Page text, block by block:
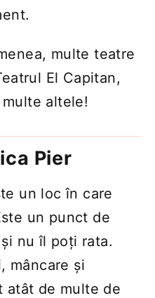
multe teatre
El Capitan,
altele!
Pier
un loc în care
un punct de
nu îl poți rata.
mâncare și
atât de multe de